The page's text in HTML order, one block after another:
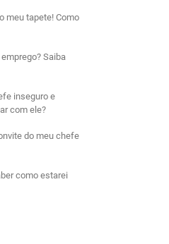
meu tapete! Como
Saiba
inseguro e
com ele?
do meu chefe
como estarei